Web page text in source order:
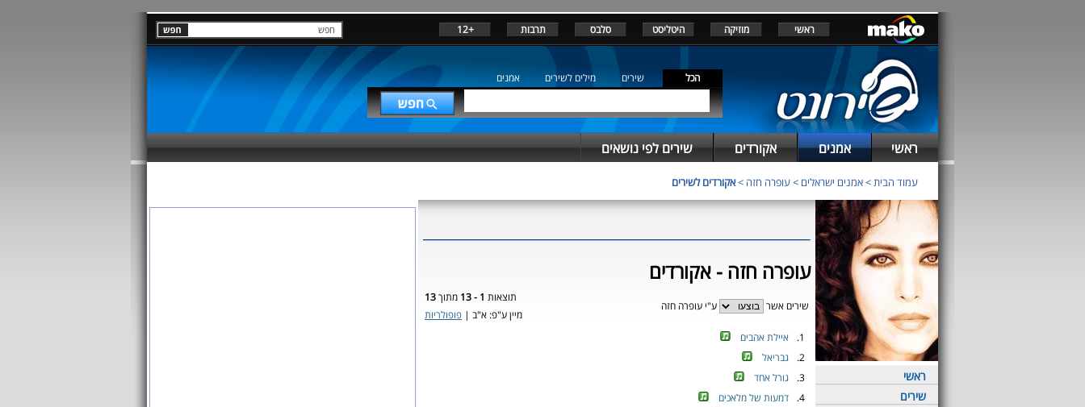
ראשי מוזיקה היטליסט סלבס תרבות +12
הכל שירים מילים לשירים אמנים
ראשי אמנים אקורדים שירים לפי נושאים
עמוד הבית>אמנים ישראלים >עופרה חזה >אקורדים לשירים
ראשי
שירים
עופרה חזה - אקורדים
שירים אשר ע"י עופרה חזה
תוצאות 1 - 13 מתוך13
מיין ע"פ: א"ב | פופולריות
1.
איילת אהבים
2.
גבריאל
3.
גורל אחד
4.
דמעות של מלאכים